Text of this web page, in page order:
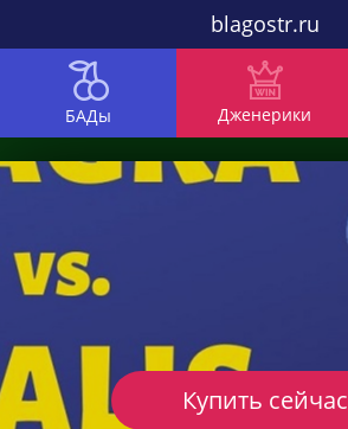
blagostr.ru
БАДы Дженерики
Купить сейчас